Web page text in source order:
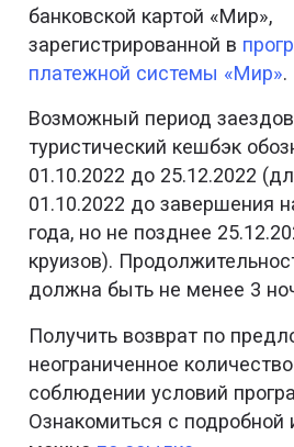
банковской картой «Мир»,
зарегистрированной в
платежной системы «Мир».
Возможный период
туристический кешбэк
01.10.2022 до 25.12.2022
01.10.2022 до завершения
года, но не позднее
круизов).
должна быть не менее 3
Получить возврат по
неограниченное
соблюдении условий
Ознакомиться с